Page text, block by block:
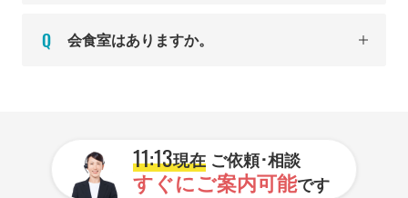
会食室はありますか。
11:13現在ご依頼･相談
すぐにご案内可能です